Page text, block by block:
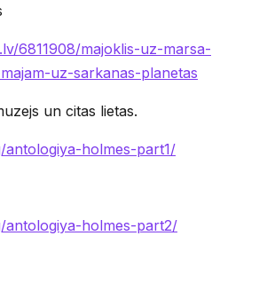
6811908/majoklis-uz-marsa-
uz-sarkanas-planetas
un citas lietas.
holmes-part1/
holmes-part2/